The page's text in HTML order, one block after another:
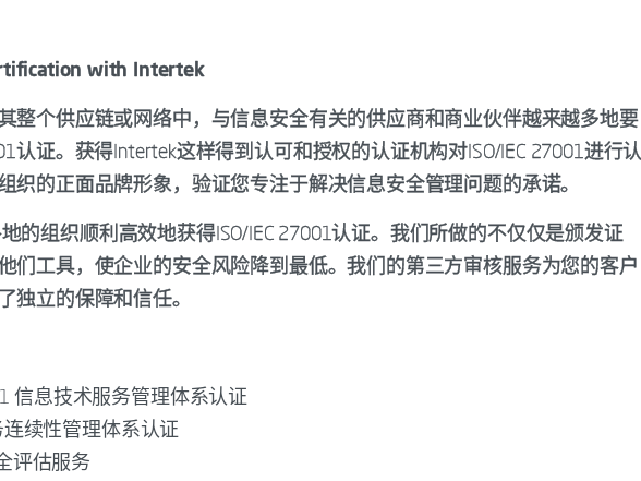
with Intertek
整个供应链或网络中，与信息安全有关的供应商和商业伙伴越来越多地要
认证。获得Intertek这样得到认可和授权的认证机构对ISO/IEC 27001进行认
织的正面品牌形象，验证您专注于解决信息安全管理问题的承诺。
的组织顺利高效地获得ISO/IEC 27001认证。我们所做的不仅仅是颁发证
们工具，使企业的安全风险降到最低。我们的第三方审核服务为您的客户
独立的保障和信任。
1 信息技术服务管理体系认证
连续性管理体系认证
评估服务